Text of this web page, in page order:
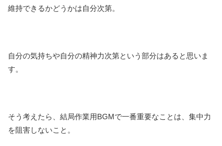
維持できるかどうかは自分次第。
自分の気持ちや自分の精神力次第という部分はあると思いま
す。
そう考えたら、結局作業用BGMで一番重要なことは、集中力
を阻害しないこと。